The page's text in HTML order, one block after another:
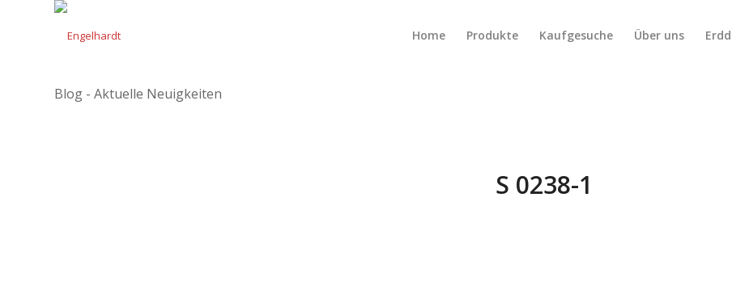
Home Produkte Kaufgesuche Über uns
Blog - Aktuelle Neuigkeiten
S 0238-1